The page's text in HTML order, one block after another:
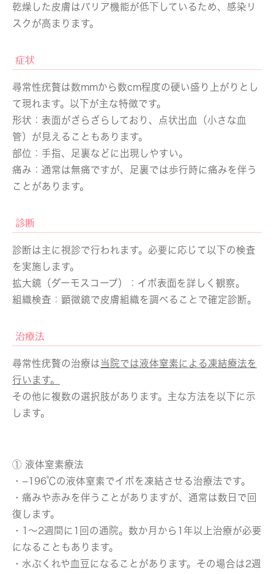
乾燥した皮膚はバリア機能が低下しているため、感染リ
スクが高まります。
症状
尋常性疣贅は数mmから数cm程度の硬い盛り上がりとし
て現れます。以下が主な特徴です。
形状： 表面がざらざらしており、点状出血（小さな血
管）が見えることもあります。
部位： 手指、足裏などに出現しやすい。
痛み： 通常は無痛ですが、足裏では歩行時に痛みを伴う
ことがあります。
診断
診断は主に視診で行われます。必要に応じて以下の検査
を実施します。
拡大鏡（ダーモスコープ）： イボ表面を詳しく観察。
組織検査： 顕微鏡で皮膚組織を調べることで確定診断。
治療法
尋常性疣贅の治療は当院では液体窒素による凍結療法を
行います。
その他に複数の選択肢があります。主な方法を以下に示
します。
① 液体窒素療法
・−196℃の液体窒素でイボを凍結させる治療法です。
・痛みや赤みを伴うことがありますが、通常は数日で回
復します。
・1～2週間に1回の通院。数か月から1年以上治療が必要
になることもあります。
・水ぶくれや血豆になることがあります。その場合は2週